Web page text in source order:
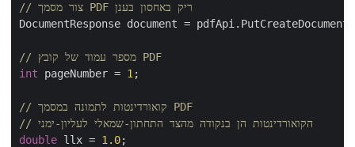
// צור מסמך PDF ריק באחסון בענן
DocumentResponse document =
// מספר עמוד של קובץ PDF
int pageNumber = 1 ;
// קואורדינטות לתמונה במסמך PDF
// הקואורדינטות הן בנקודה מהצד התחתון-שמאלי לעליון-ימני
double llx = 1.0